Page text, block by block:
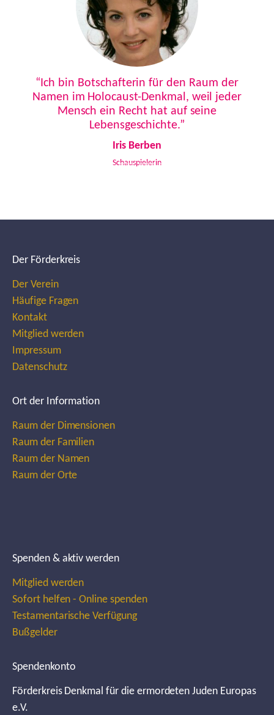
“Ich bin Botschafterin für den Raum der
Namen im Holocaust-Denkmal, weil jeder
Mensch ein Recht hat auf seine
Lebensgeschichte.”
Iris Berben
Schauspielerin
Der Förderkreis
Der Verein
Häufige Fragen
Kontakt
Mitglied werden
Impressum
Datenschutz
Ort der Information
Raum der Dimensionen
Raum der Familien
Raum der Namen
Raum der Orte
Spenden & aktiv werden
Mitglied werden
Sofort helfen - Online spenden
Testamentarische Verfügung
Bußgelder
Spendenkonto
Förderkreis Denkmal für die ermordeten Juden Europas
e.V.